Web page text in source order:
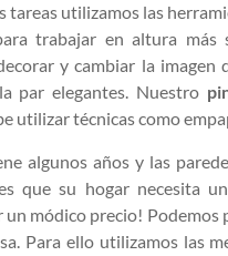
tareas utilizamos las
trabajar en altura más
y cambiar la
par elegantes. Nuestro
utilizar técnicas como
algunos años y las
que su hogar necesita
un módico precio! Podemos
Para ello utilizamos las